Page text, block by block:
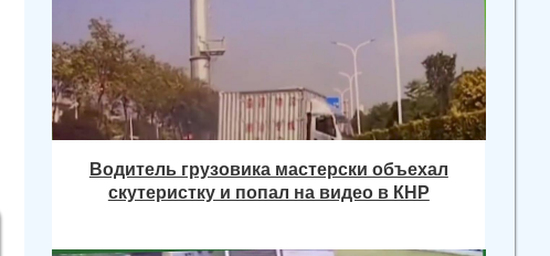
Водитель грузовика мастерски объехал
скутеристку и попал на видео в КНР